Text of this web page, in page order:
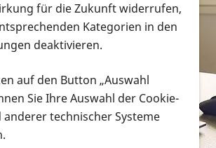
in verschiedenen
Ort
für die Zukunft widerrufen,
Kategorien in den
deaktivieren.
auf den Button „Auswahl
Sie Ihre Auswahl der Cookie-
technischer Systeme